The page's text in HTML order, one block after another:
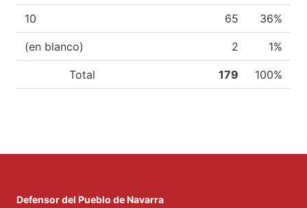
10 65 36%
(en blanco) 2 1%
Total 179 100%
Defensor del Pueblo de Navarra